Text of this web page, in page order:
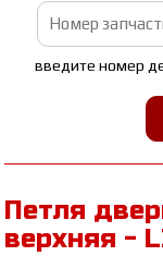
введите номер
Петля
верхняя -